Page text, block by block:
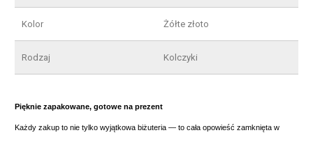
Kolor Żółte złoto
Rodzaj Kolczyki
Pięknie zapakowane, gotowe na prezent
Każdy zakup to nie tylko wyjątkowa biżuteria — to cała opowieść zamknięta w